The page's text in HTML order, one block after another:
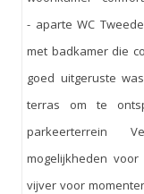
- aparte WC
met badkamer die
goed uitgeruste
terras om te
parkeerterrein
mogelijkheden
vijver voor